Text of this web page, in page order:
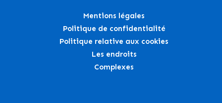
Mentions légales
Politique de confidentialité
Politique relative aux cookies
Les endroits
Complexes